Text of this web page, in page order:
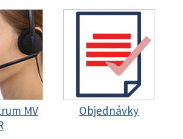
MV
Objednávky